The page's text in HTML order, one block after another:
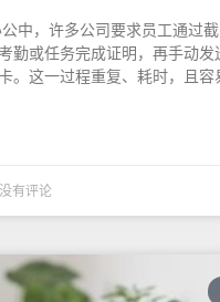
中，许多公司要求员工通过
勤或任务完成证明，再手动发
。这一过程重复、耗时，且容
没有评论